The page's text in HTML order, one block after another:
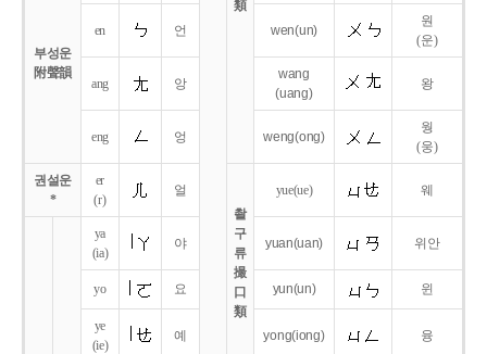
類
부성운
附聲韻
en 언 wen(un)
원
(운)
ang 앙
wang
(uang)
왕
eng 엉 weng(ong)
웡
(웅)
권설운
*
er
(r)
얼
촬
구
류
撮
口
類
yue(ue) 웨
ya
(ia)
야 yuan(uan) 위안
yo 요 yun(un) 윈
ye
(ie)
예 yong(iong) 융